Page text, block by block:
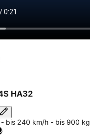
HA32
- bis 240 km/h - bis 900 kg